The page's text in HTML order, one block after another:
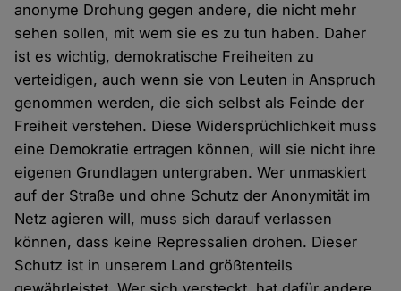
anonyme Drohung gegen andere, die nicht mehr
sehen sollen, mit wem sie es zu tun haben. Daher
ist es wichtig, demokratische Freiheiten zu
verteidigen, auch wenn sie von Leuten in Anspruch
genommen werden, die sich selbst als Feinde der
Freiheit verstehen. Diese Widersprüchlichkeit muss
eine Demokratie ertragen können, will sie nicht ihre
eigenen Grundlagen untergraben. Wer unmaskiert
auf der Straße und ohne Schutz der Anonymität im
Netz agieren will, muss sich darauf verlassen
können, dass keine Repressalien drohen. Dieser
Schutz ist in unserem Land größtenteils